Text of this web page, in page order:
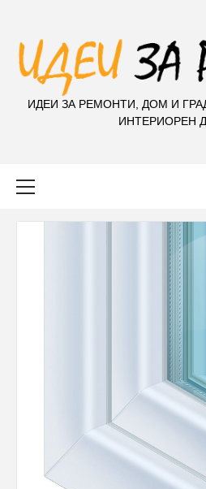
ИДЕИ ЗА РЕМОНТИ, ДОМ И
ИНТЕРИОРЕН